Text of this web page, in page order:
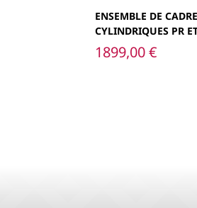
ENSEMBLE DE CADRE
CYLINDRIQUES PR
1899,00€